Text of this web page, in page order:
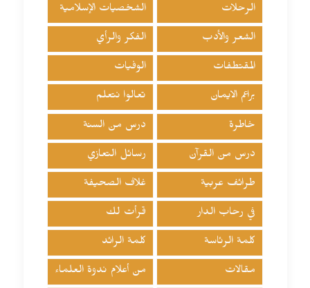
الرحلات الشخصيات الإسلامية
الشعر والأدب الفكر والرأي
المقتطفات الوفيات
براعم الايمان تعالوا نتعلم
خاطرة درس من السنة
درس من القرآن رسائل التعازي
طرائف عربية غلاف الصحيفة
في رحاب الدار قرأت لك
كلمة الرئاسة كلمة الرائد
مقالات من أعلام ندوة العلماء